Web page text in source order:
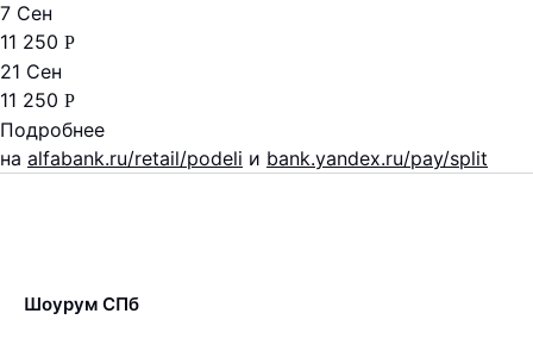
7 Сен
11 250 Р
21 Сен
11 250 Р
Подробнее
на alfabank.ru/retail/podeli и bank.yandex.ru/pay/split
Шоурум СПб